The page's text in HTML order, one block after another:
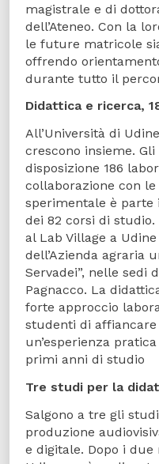
magistrale e di
dell’Ateneo. Con la
le future matricole
offrendo
durante tutto il
Didattica e ricerca,
All’Università di
crescono insieme.
disposizione 186
collaborazione con
sperimentale è
dei 82 corsi di studio.
al Lab Village a
dell’Azienda agraria
Servadei”, nelle sedi
Pagnacco. La
forte approccio
studenti di
un’esperienza
primi anni di studio
Tre studi per la
Salgono a tre gli
produzione
e digitale. Dopo i due